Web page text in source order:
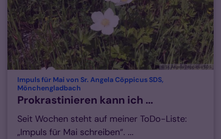
© Sr. Angela Cöppicus SDS
Impuls für Mai von Sr. Angela Cöppicus SDS,
Mönchengladbach
Prokrastinieren kann ich ...
Seit Wochen steht auf meiner ToDo-Liste:
„Impuls für Mai schreiben“. ...